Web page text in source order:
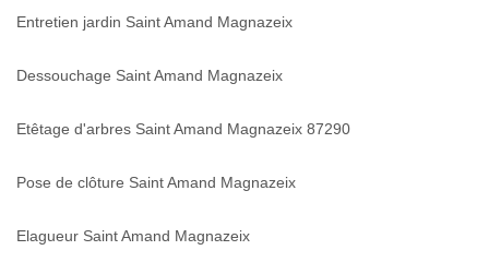
Entretien jardin Saint Amand Magnazeix
Dessouchage Saint Amand Magnazeix
Etêtage d'arbres Saint Amand Magnazeix 87290
Pose de clôture Saint Amand Magnazeix
Elagueur Saint Amand Magnazeix